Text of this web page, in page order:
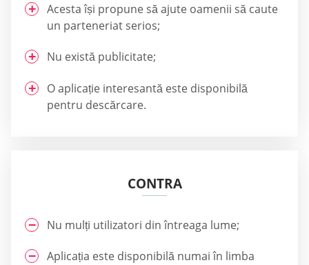
Acesta își propune să ajute oamenii să caute
un parteneriat serios;
Nu există publicitate;
O aplicație interesantă este disponibilă
pentru descărcare.
CONTRA
Nu mulți utilizatori din întreaga lume;
Aplicația este disponibilă numai în limba